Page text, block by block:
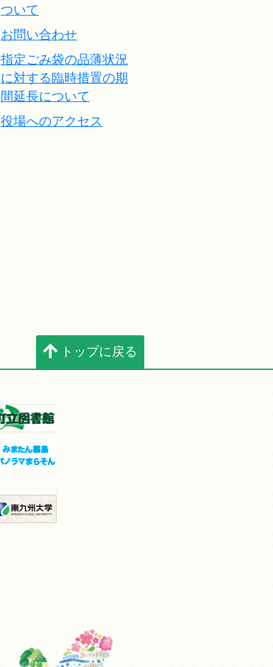
ついて
お問い合わせ
指定ごみ袋の品薄状況
に対する臨時措置の期
間延長について
役場へのアクセス
トップに戻る